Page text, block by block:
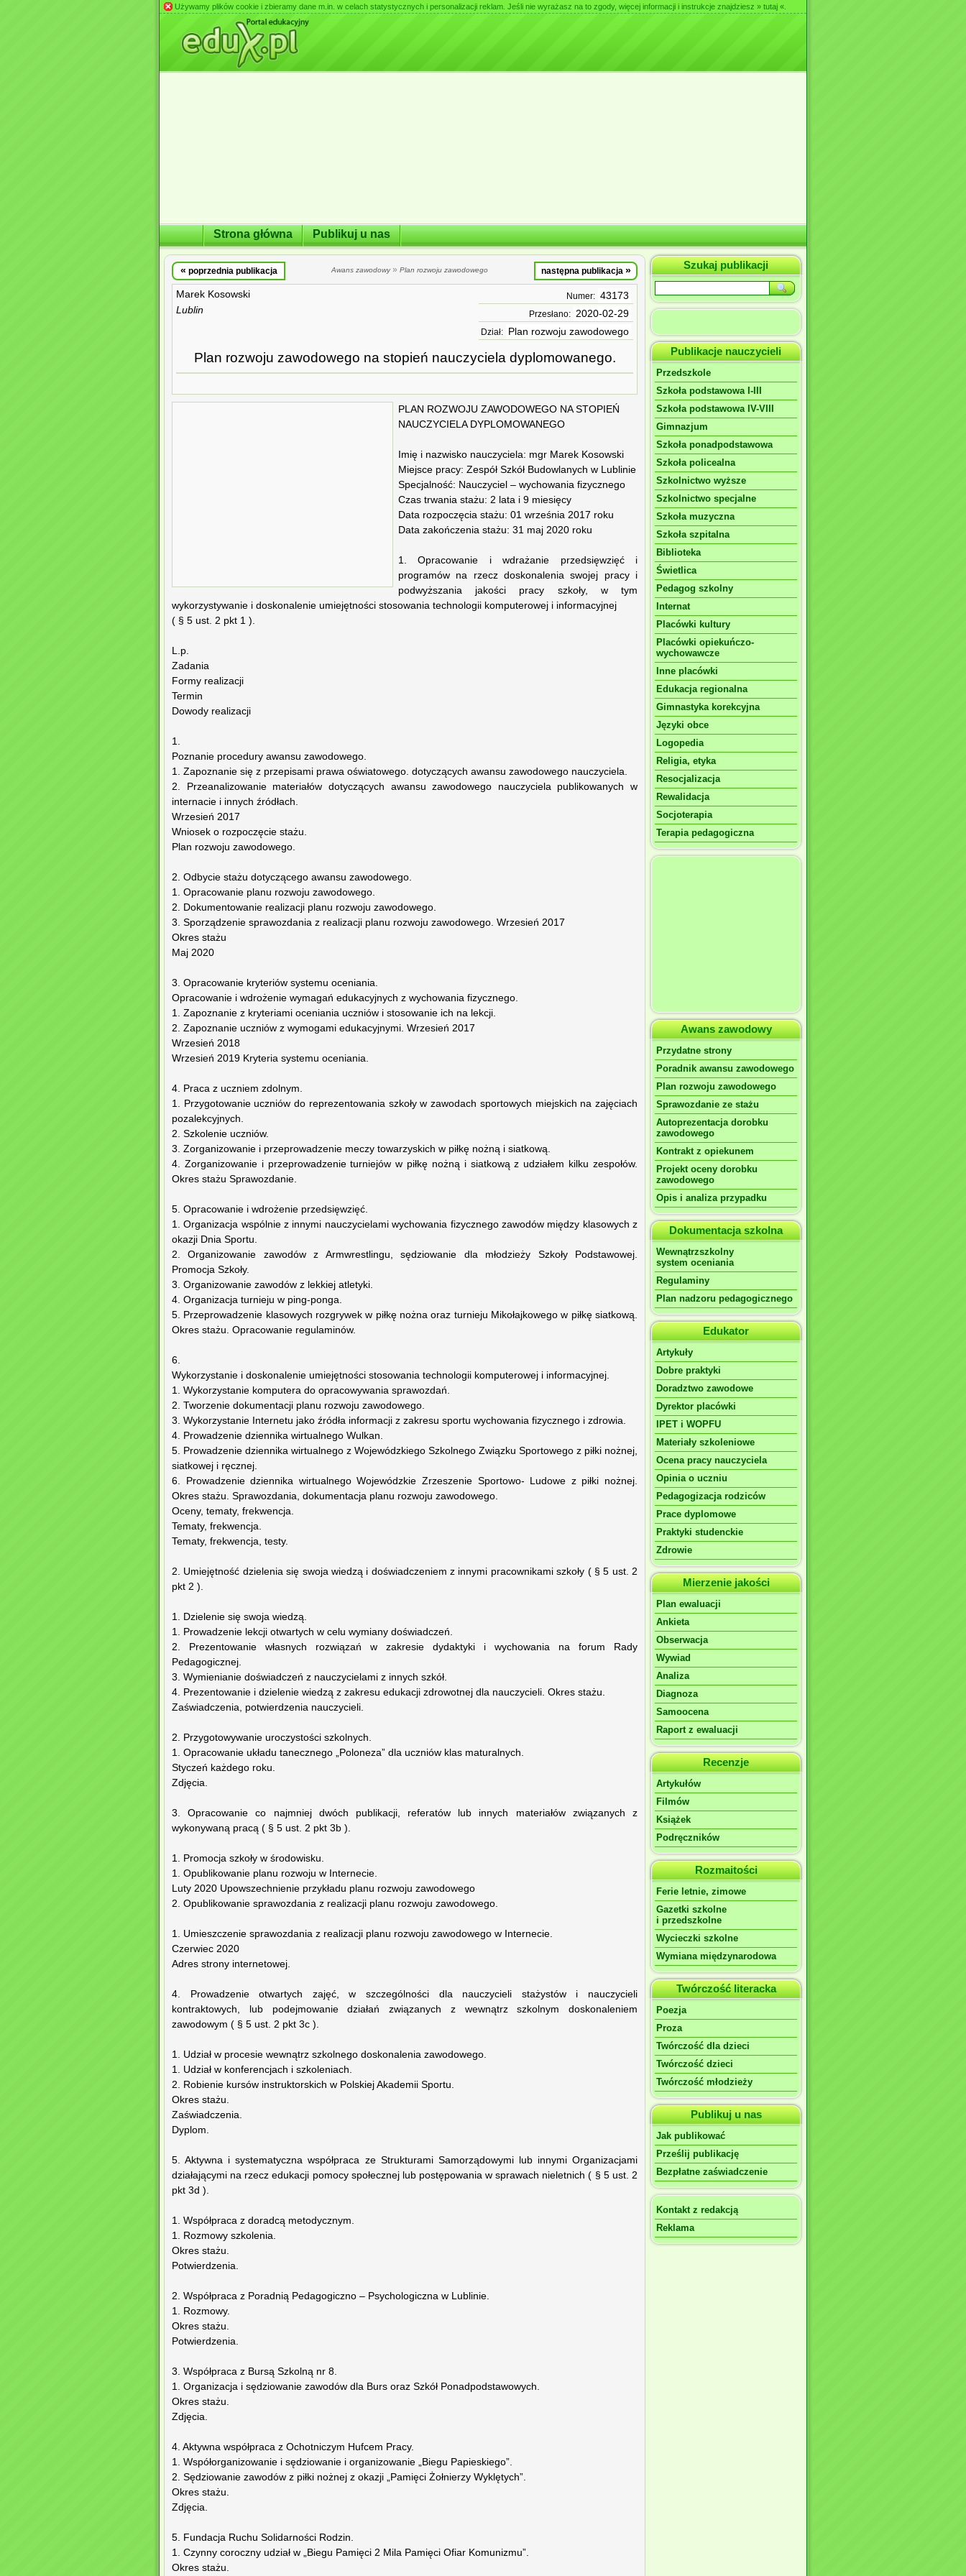
Używamy plików cookie i zbieramy dane m.in. w celach statystycznych i personalizacji reklam. Jeśli nie wyrażasz na to zgody, więcej informacji i instrukcje znajdziesz » tutaj «
Strona główna Publikuj u nas
« poprzednia publikacja Awans zawodowy» Plan rozwoju zawodowego następna publikacja »
Marek Kosowski
Lublin
Numer: 43173
Przesłano: 2020-02-29
Dział: Plan rozwoju zawodowego
Plan rozwoju zawodowego na stopień nauczyciela dyplomowanego.
PLAN ROZWOJU ZAWODOWEGO NA STOPIEŃ
NAUCZYCIELA DYPLOMOWANEGO
Imię i nazwisko nauczyciela: mgr Marek Kosowski
Miejsce pracy: Zespół Szkół Budowlanych w Lublinie
Specjalność: Nauczyciel – wychowania fizycznego
Czas trwania stażu: 2 lata i 9 miesięcy
Data rozpoczęcia stażu: 01 września 2017 roku
Data zakończenia stażu: 31 maj 2020 roku
1. Opracowanie i wdrażanie przedsięwzięć i
programów na rzecz doskonalenia swojej pracy i
podwyższania jakości pracy szkoły, w tym
wykorzystywanie i doskonalenie umiejętności stosowania technologii komputerowej i informacyjnej
( § 5 ust. 2 pkt 1 ).
L.p.
Zadania
Formy realizacji
Termin
Dowody realizacji
1.
Poznanie procedury awansu zawodowego.
1. Zapoznanie się z przepisami prawa oświatowego. dotyczących awansu zawodowego nauczyciela.
2. Przeanalizowanie materiałów dotyczących awansu zawodowego nauczyciela publikowanych w
internacie i innych źródłach.
Wrzesień 2017
Wniosek o rozpoczęcie stażu.
Plan rozwoju zawodowego.
2. Odbycie stażu dotyczącego awansu zawodowego.
1. Opracowanie planu rozwoju zawodowego.
2. Dokumentowanie realizacji planu rozwoju zawodowego.
3. Sporządzenie sprawozdania z realizacji planu rozwoju zawodowego. Wrzesień 2017
Okres stażu
Maj 2020
3. Opracowanie kryteriów systemu oceniania.
Opracowanie i wdrożenie wymagań edukacyjnych z wychowania fizycznego.
1. Zapoznanie z kryteriami oceniania uczniów i stosowanie ich na lekcji.
2. Zapoznanie uczniów z wymogami edukacyjnymi. Wrzesień 2017
Wrzesień 2018
Wrzesień 2019 Kryteria systemu oceniania.
4. Praca z uczniem zdolnym.
1. Przygotowanie uczniów do reprezentowania szkoły w zawodach sportowych miejskich na zajęciach
pozalekcyjnych.
2. Szkolenie uczniów.
3. Zorganizowanie i przeprowadzenie meczy towarzyskich w piłkę nożną i siatkową.
4. Zorganizowanie i przeprowadzenie turniejów w piłkę nożną i siatkową z udziałem kilku zespołów.
Okres stażu Sprawozdanie.
5. Opracowanie i wdrożenie przedsięwzięć.
1. Organizacja wspólnie z innymi nauczycielami wychowania fizycznego zawodów między klasowych z
okazji Dnia Sportu.
2. Organizowanie zawodów z Armwrestlingu, sędziowanie dla młodzieży Szkoły Podstawowej.
Promocja Szkoły.
3. Organizowanie zawodów z lekkiej atletyki.
4. Organizacja turnieju w ping-ponga.
5. Przeprowadzenie klasowych rozgrywek w piłkę nożna oraz turnieju Mikołajkowego w piłkę siatkową.
Okres stażu. Opracowanie regulaminów.
6.
Wykorzystanie i doskonalenie umiejętności stosowania technologii komputerowej i informacyjnej.
1. Wykorzystanie komputera do opracowywania sprawozdań.
2. Tworzenie dokumentacji planu rozwoju zawodowego.
3. Wykorzystanie Internetu jako źródła informacji z zakresu sportu wychowania fizycznego i zdrowia.
4. Prowadzenie dziennika wirtualnego Wulkan.
5. Prowadzenie dziennika wirtualnego z Wojewódzkiego Szkolnego Związku Sportowego z piłki nożnej,
siatkowej i ręcznej.
6. Prowadzenie dziennika wirtualnego Wojewódzkie Zrzeszenie Sportowo- Ludowe z piłki nożnej.
Okres stażu. Sprawozdania, dokumentacja planu rozwoju zawodowego.
Oceny, tematy, frekwencja.
Tematy, frekwencja.
Tematy, frekwencja, testy.
2. Umiejętność dzielenia się swoja wiedzą i doświadczeniem z innymi pracownikami szkoły ( § 5 ust. 2
pkt 2 ).
1. Dzielenie się swoja wiedzą.
1. Prowadzenie lekcji otwartych w celu wymiany doświadczeń.
2. Prezentowanie własnych rozwiązań w zakresie dydaktyki i wychowania na forum Rady
Pedagogicznej.
3. Wymienianie doświadczeń z nauczycielami z innych szkół.
4. Prezentowanie i dzielenie wiedzą z zakresu edukacji zdrowotnej dla nauczycieli. Okres stażu.
Zaświadczenia, potwierdzenia nauczycieli.
2. Przygotowywanie uroczystości szkolnych.
1. Opracowanie układu tanecznego „Poloneza” dla uczniów klas maturalnych.
Styczeń każdego roku.
Zdjęcia.
3. Opracowanie co najmniej dwóch publikacji, referatów lub innych materiałów związanych z
wykonywaną pracą ( § 5 ust. 2 pkt 3b ).
1. Promocja szkoły w środowisku.
1. Opublikowanie planu rozwoju w Internecie.
Luty 2020 Upowszechnienie przykładu planu rozwoju zawodowego
2. Opublikowanie sprawozdania z realizacji planu rozwoju zawodowego.
1. Umieszczenie sprawozdania z realizacji planu rozwoju zawodowego w Internecie.
Czerwiec 2020
Adres strony internetowej.
4. Prowadzenie otwartych zajęć, w szczególności dla nauczycieli stażystów i nauczycieli
kontraktowych, lub podejmowanie działań związanych z wewnątrz szkolnym doskonaleniem
zawodowym ( § 5 ust. 2 pkt 3c ).
1. Udział w procesie wewnątrz szkolnego doskonalenia zawodowego.
1. Udział w konferencjach i szkoleniach.
2. Robienie kursów instruktorskich w Polskiej Akademii Sportu.
Okres stażu.
Zaświadczenia.
Dyplom.
5. Aktywna i systematyczna współpraca ze Strukturami Samorządowymi lub innymi Organizacjami
działającymi na rzecz edukacji pomocy społecznej lub postępowania w sprawach nieletnich ( § 5 ust. 2
pkt 3d ).
1. Współpraca z doradcą metodycznym.
1. Rozmowy szkolenia.
Okres stażu.
Potwierdzenia.
2. Współpraca z Poradnią Pedagogiczno – Psychologiczna w Lublinie.
1. Rozmowy.
Okres stażu.
Potwierdzenia.
3. Współpraca z Bursą Szkolną nr 8.
1. Organizacja i sędziowanie zawodów dla Burs oraz Szkół Ponadpodstawowych.
Okres stażu.
Zdjęcia.
4. Aktywna współpraca z Ochotniczym Hufcem Pracy.
1. Współorganizowanie i sędziowanie i organizowanie „Biegu Papieskiego”.
2. Sędziowanie zawodów z piłki nożnej z okazji „Pamięci Żołnierzy Wyklętych”.
Okres stażu.
Zdjęcia.
5. Fundacja Ruchu Solidarności Rodzin.
1. Czynny coroczny udział w „Biegu Pamięci 2 Mila Pamięci Ofiar Komunizmu”.
Okres stażu.
Szukaj publikacji
Publikacje nauczycieli
Przedszkole
Szkoła podstawowa I-III
Szkoła podstawowa IV-VIII
Gimnazjum
Szkoła ponadpodstawowa
Szkoła policealna
Szkolnictwo wyższe
Szkolnictwo specjalne
Szkoła muzyczna
Szkoła szpitalna
Biblioteka
Świetlica
Pedagog szkolny
Internat
Placówki kultury
Placówki opiekuńczo-
wychowawcze
Inne placówki
Edukacja regionalna
Gimnastyka korekcyjna
Języki obce
Logopedia
Religia, etyka
Resocjalizacja
Rewalidacja
Socjoterapia
Terapia pedagogiczna
Awans zawodowy
Przydatne strony
Poradnik awansu zawodowego
Plan rozwoju zawodowego
Sprawozdanie ze stażu
Autoprezentacja dorobku
zawodowego
Kontrakt z opiekunem
Projekt oceny dorobku
zawodowego
Opis i analiza przypadku
Dokumentacja szkolna
Wewnątrzszkolny
system oceniania
Regulaminy
Plan nadzoru pedagogicznego
Edukator
Artykuły
Dobre praktyki
Doradztwo zawodowe
Dyrektor placówki
IPET i WOPFU
Materiały szkoleniowe
Ocena pracy nauczyciela
Opinia o uczniu
Pedagogizacja rodziców
Prace dyplomowe
Praktyki studenckie
Zdrowie
Mierzenie jakości
Plan ewaluacji
Ankieta
Obserwacja
Wywiad
Analiza
Diagnoza
Samoocena
Raport z ewaluacji
Recenzje
Artykułów
Filmów
Książek
Podręczników
Rozmaitości
Ferie letnie, zimowe
Gazetki szkolne
i przedszkolne
Wycieczki szkolne
Wymiana międzynarodowa
Twórczość literacka
Poezja
Proza
Twórczość dla dzieci
Twórczość dzieci
Twórczość młodzieży
Publikuj u nas
Jak publikować
Prześlij publikację
Bezpłatne zaświadczenie
Kontakt z redakcją
Reklama